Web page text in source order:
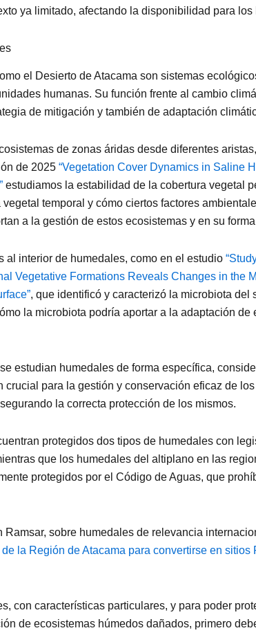
ya limitado, afectando la disponibilidad para los
el Desierto de Atacama son sistemas
humanas. Su función frente al cambio
de mitigación y también de adaptación
de zonas áridas desde diferentes
de 2025 “Vegetation Cover Dynamics in Saline
estudiamos la estabilidad de la cobertura vegetal
temporal y cómo ciertos factores
a la gestión de estos ecosistemas y en su
al interior de humedales, como en el estudio
Vegetative Formations Reveals Changes in the
, que identificó y caracterizó la microbiota del
la microbiota podría aportar a la adaptación de
estudian humedales de forma específica,
crucial para la gestión y conservación eficaz de
la correcta protección de los mismos.
protegidos dos tipos de humedales con
que los humedales del altiplano en las
protegidos por el Código de Aguas, que
sobre humedales de relevancia
la Región de Atacama para convertirse en sitios
con características particulares, y para poder
de ecosistemas húmedos dañados, primero